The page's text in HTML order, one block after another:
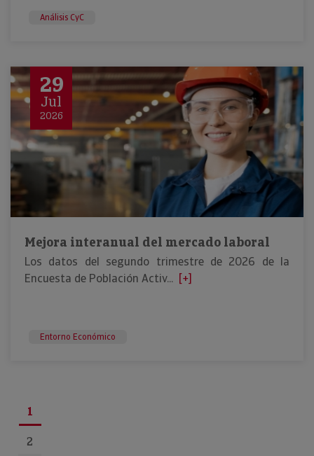
Análisis CyC
29
Jul
2026
Mejora interanual del mercado laboral
Los datos del segundo trimestre de 2026 de la
Encuesta de Población Activ... [+]
Entorno Económico
1
2